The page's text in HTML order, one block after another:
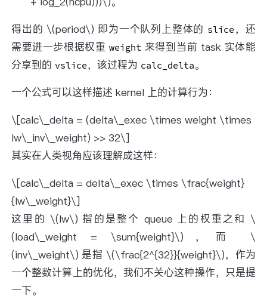
得出的 \(period\) 即为一个队列上整体的 slice，还
需要进一步根据权重 weight 来得到当前 task 实体能
分享到的 vslice，该过程为 calc_delta。
一个公式可以这样描述 kernel 上的计算行为：
\[calc\_delta = (delta\_exec \times weight \times
lw\_inv\_weight) >> 32\]
其实在人类视角应该理解成这样：
\[calc\_delta = delta\_exec \times \frac{weight}
{lw\_weight}\]
这里的 \(lw\) 指的是整个 queue 上的权重之和 \
(load\_weight = \sum{weight}\)，而 \
(inv\_weight\) 是指 \(\frac{2^{32}}{weight}\)，作为
一个整数计算上的优化，我们不关心这种操作，只是提
一下。